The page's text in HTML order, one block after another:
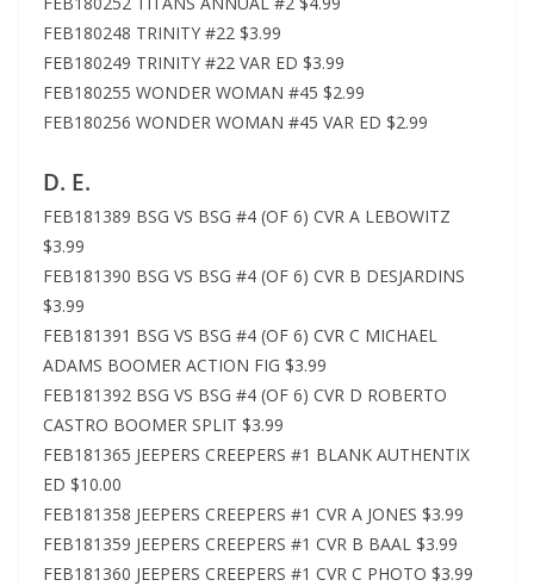
FEB180248 TRINITY #22 $3.99
FEB180249 TRINITY #22 VAR ED $3.99
FEB180255 WONDER WOMAN #45 $2.99
FEB180256 WONDER WOMAN #45 VAR ED $2.99
D. E.
FEB181389 BSG VS BSG #4 (OF 6) CVR A LEBOWITZ
$3.99
FEB181390 BSG VS BSG #4 (OF 6) CVR B DESJARDINS
$3.99
FEB181391 BSG VS BSG #4 (OF 6) CVR C MICHAEL
ADAMS BOOMER ACTION FIG $3.99
FEB181392 BSG VS BSG #4 (OF 6) CVR D ROBERTO
CASTRO BOOMER SPLIT $3.99
FEB181365 JEEPERS CREEPERS #1 BLANK AUTHENTIX
ED $10.00
FEB181358 JEEPERS CREEPERS #1 CVR A JONES $3.99
FEB181359 JEEPERS CREEPERS #1 CVR B BAAL $3.99
FEB181360 JEEPERS CREEPERS #1 CVR C PHOTO $3.99